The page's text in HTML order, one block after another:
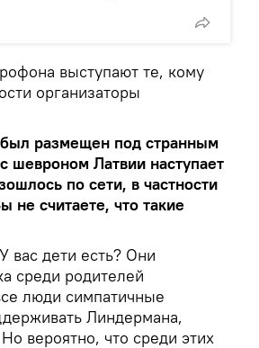
выступают те, кому
организаторы
размещен под странным
шевроном Латвии наступает
по сети, в частности
считаете, что такие
вас дети есть? Они
среди родителей
люди симпатичные
Линдермана,
вероятно, что среди этих